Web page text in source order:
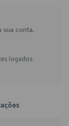
sua conta.
logados.